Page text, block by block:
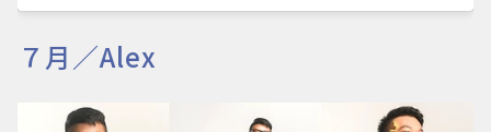
７月／Alex